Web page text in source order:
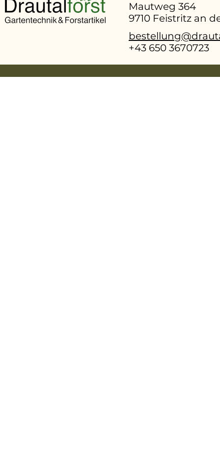
Mautweg 364
9710 Feistritz an
+43 650 3670723